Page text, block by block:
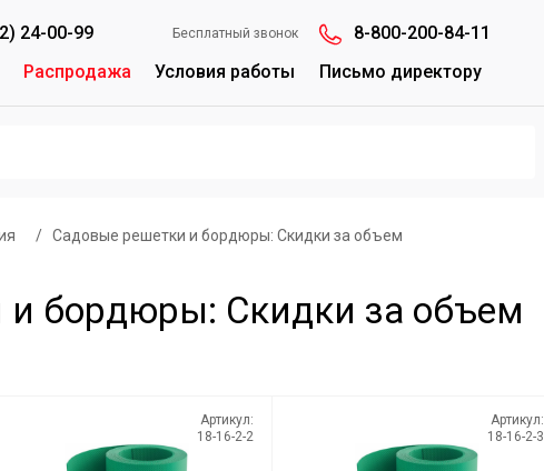
24-00-99 Бесплатный звонок
8-800-200-84-11
Распродажа Условия работы Письмо директору
/ Садовые решетки и бордюры: Скидки за объем
бордюры: Скидки за объем
Артикул:
18-16-2-2
Артикул:
18-16-2-3